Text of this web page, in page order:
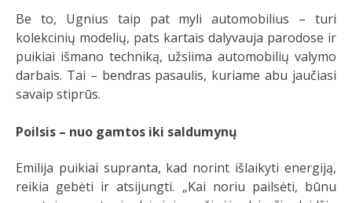
Be to, Ugnius taip pat myli automobilius – turi
kolekcinių modelių, pats kartais dalyvauja parodose ir
puikiai išmano techniką, užsiima automobilių valymo
darbais. Tai – bendras pasaulis, kuriame abu jaučiasi
savaip stiprūs.
Poilsis – nuo gamtos iki saldumynų
Emilija puikiai supranta, kad norint išlaikyti energiją,
reikia gebėti ir atsijungti. „Kai noriu pailsėti, būnu